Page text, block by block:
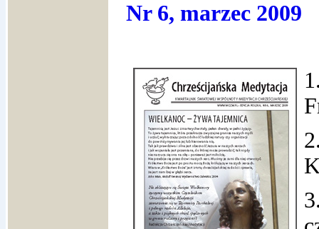
Nr 6, marzec 2009